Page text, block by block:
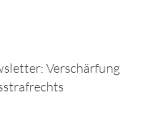
Verschärfung